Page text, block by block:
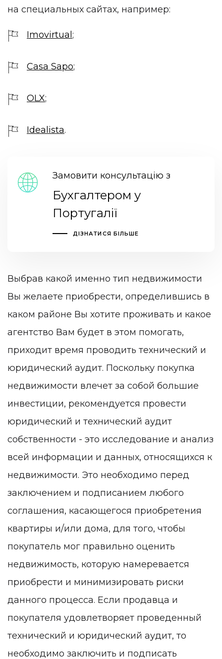
на специальных сайтах, например:
Imovirtual ;
Casa Sapo;
OLX;
Idealista.
Замовити консультацію з
Бухгалтером у
Португалії
ДІЗНАТИСЯ БІЛЬШЕ
Выбрав какой именно тип недвижимости
Вы желаете приобрести, определившись в
каком районе Вы хотите проживать и какое
агентство Вам будет в этом помогать,
приходит время проводить технический и
юридический аудит. Поскольку покупка
недвижимости влечет за собой большие
инвестиции, рекомендуется провести
юридический и технический аудит
собственности - это исследование и анализ
всей информации и данных, относящихся к
недвижимости. Это необходимо перед
заключением и подписанием любого
соглашения, касающегося приобретения
квартиры и/или дома, для того, чтобы
покупатель мог правильно оценить
недвижимость, которую намеревается
приобрести и минимизировать риски
данного процесса. Если продавца и
покупателя удовлетворяет проведенный
технический и юридический аудит, то
необходимо заключить и подписать